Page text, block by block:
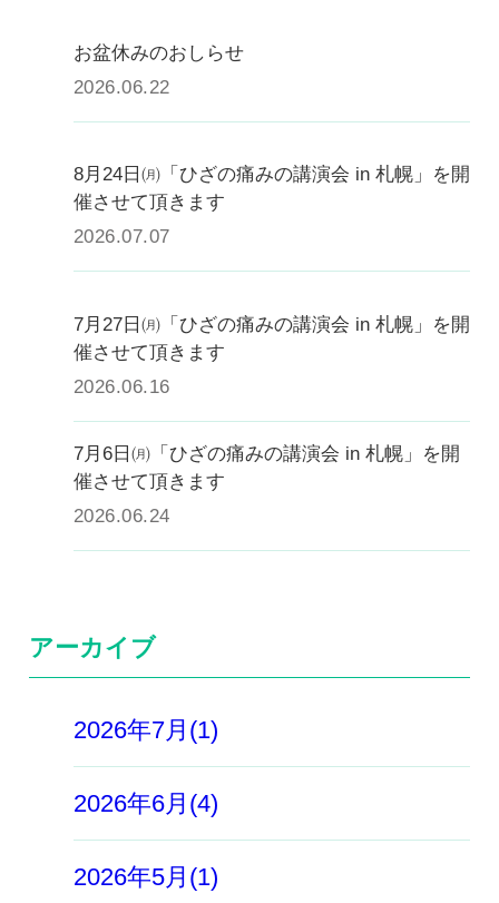
お盆休みのおしらせ
2026.06.22
8月24日㈪「ひざの痛みの講演会 in 札幌」を開
催させて頂きます
2026.07.07
7月27日㈪「ひざの痛みの講演会 in 札幌」を開
催させて頂きます
2026.06.16
7月6日㈪「ひざの痛みの講演会 in 札幌」を開
催させて頂きます
2026.06.24
アーカイブ
2026年7月(1)
2026年6月(4)
2026年5月(1)